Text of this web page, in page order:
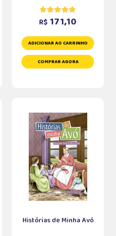
R$ 171,10
ADICIONAR AO CARRINHO
COMPRAR AGORA
Histórias de Minha Avó